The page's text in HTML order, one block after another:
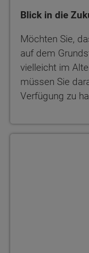
Blick in die
Möchten Sie,
auf dem
vielleicht im
müssen Sie
Verfügung zu